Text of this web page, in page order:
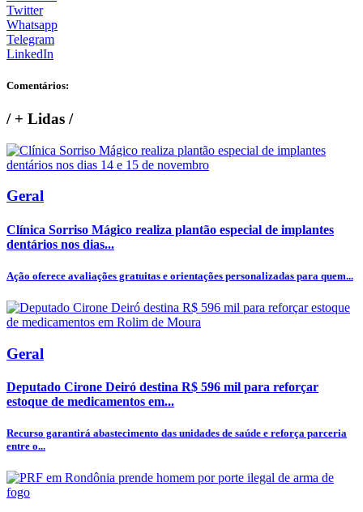
Twitter
Whatsapp
Telegram
LinkedIn
Comentários:
/+ Lidas /
Geral
Clínica Sorriso Mágico realiza plantão especial de implantes
dentários nos dias...
Ação oferece avaliações gratuitas e orientações personalizadas para quem...
Geral
Deputado Cirone Deiró destina R$ 596 mil para reforçar
estoque de medicamentos em...
Recurso garantirá abastecimento das unidades de saúde e reforça parceria
entre o...